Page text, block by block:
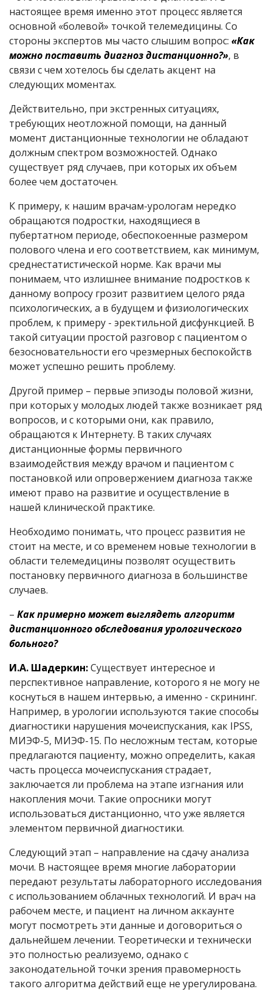
настоящее время именно этот процесс является
основной «болевой» точкой телемедицины. Со
стороны экспертов мы часто слышим вопрос: «Как
можно поставить диагноз дистанционно?», в
связи с чем хотелось бы сделать акцент на
следующих моментах.
Действительно, при экстренных ситуациях,
требующих неотложной помощи, на данный
момент дистанционные технологии не обладают
должным спектром возможностей. Однако
существует ряд случаев, при которых их объем
более чем достаточен.
К примеру, к нашим врачам-урологам нередко
обращаются подростки, находящиеся в
пубертатном периоде, обеспокоенные размером
полового члена и его соответствием, как минимум,
среднестатистической норме. Как врачи мы
понимаем, что излишнее внимание подростков к
данному вопросу грозит развитием целого ряда
психологических, а в будущем и физиологических
проблем, к примеру - эректильной дисфункцией. В
такой ситуации простой разговор с пациентом о
безосновательности его чрезмерных беспокойств
может успешно решить проблему.
Другой пример – первые эпизоды половой жизни,
при которых у молодых людей также возникает ряд
вопросов, и с которыми они, как правило,
обращаются к Интернету. В таких случаях
дистанционные формы первичного
взаимодействия между врачом и пациентом с
постановкой или опровержением диагноза также
имеют право на развитие и осуществление в
нашей клинической практике.
Необходимо понимать, что процесс развития не
стоит на месте, и со временем новые технологии в
области телемедицины позволят осуществить
постановку первичного диагноза в большинстве
случаев.
– Как примерно может выглядеть алгоритм
дистанционного обследования урологического
больного?
И.А. Шадеркин:Существует интересное и
перспективное направление, которого я не могу не
коснуться в нашем интервью, а именно - скрининг.
Например, в урологии используются такие способы
диагностики нарушения мочеиспускания, как IPSS,
МИЭФ-5, МИЭФ-15. По несложным тестам, которые
предлагаются пациенту, можно определить, какая
часть процесса мочеиспускания страдает,
заключается ли проблема на этапе изгнания или
накопления мочи. Такие опросники могут
использоваться дистанционно, что уже является
элементом первичной диагностики.
Следующий этап – направление на сдачу анализа
мочи. В настоящее время многие лаборатории
передают результаты лабораторного исследования
с использованием облачных технологий. И врач на
рабочем месте, и пациент на личном аккаунте
могут посмотреть эти данные и договориться о
дальнейшем лечении. Теоретически и технически
это полностью реализуемо, однако с
законодательной точки зрения правомерность
такого алгоритма действий еще не урегулирована.